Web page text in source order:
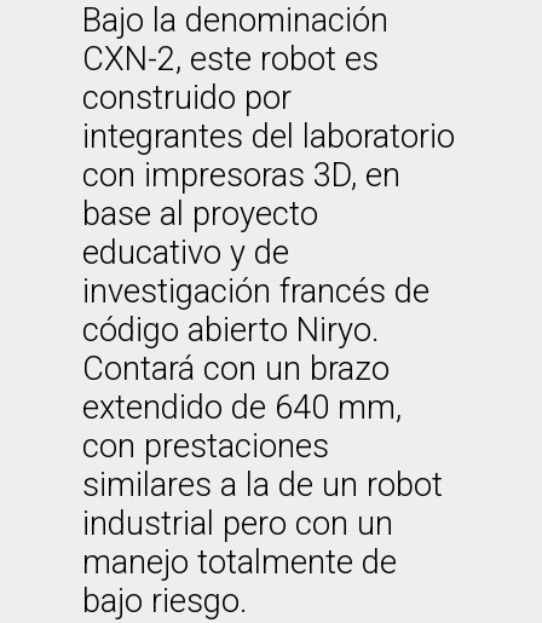
Bajo la denominación
CXN-2, este robot es
construido por
integrantes del laboratorio
con impresoras 3D, en
base al proyecto
educativo y de
investigación francés de
código abierto Niryo.
Contará con un brazo
extendido de 640 mm,
con prestaciones
similares a la de un robot
industrial pero con un
manejo totalmente de
bajo riesgo.